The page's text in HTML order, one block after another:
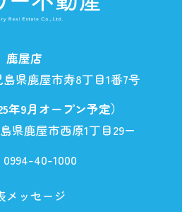
鹿屋店
県鹿屋市寿8丁目1番7号
年9月オープン予定）
県鹿屋市西原1丁目29ー
0994-40-1000
メッセージ